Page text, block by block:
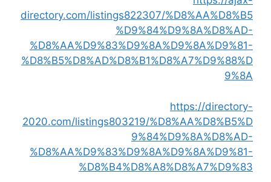
directory.com/listings822307/%D8%AA%D8%B5
%D9%84%D9%8A%D8%AD-
%D8%AA%D9%83%D9%8A%D9%8A%D9%81-
%D8%B5%D8%AD%D8%B1%D8%A7%D9%88%D
9%8A
https://directory-
2020.com/listings803219/%D8%AA%D8%B5%D
9%84%D9%8A%D8%AD-
%D8%AA%D9%83%D9%8A%D9%8A%D9%81-
%D8%B4%D8%A8%D8%A7%D9%83